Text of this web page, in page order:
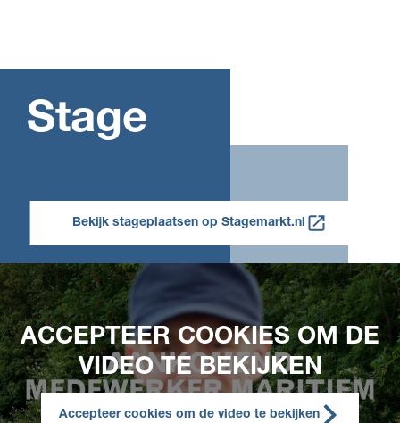
Stage
Bekijk stageplaatsen op Stagemarkt.nl
ACCEPTEER COOKIES OM DE
VIDEO TE BEKIJKEN
Accepteer cookies om de video te bekijken